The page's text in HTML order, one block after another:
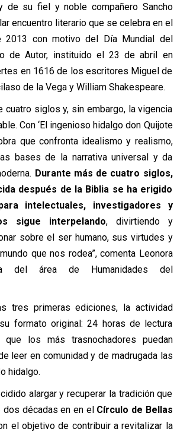
de su fiel y noble compañero Sancho
encuentro literario que se celebra en el
2013 con motivo del Día Mundial del
de Autor, instituido el 23 de abril en
en 1616 de los escritores Miguel de
de la Vega y William Shakespeare.
cuatro siglos y, sin embargo, la vigencia
Con ‘El ingenioso hidalgo don Quijote
que confronta idealismo y realismo,
bases de la narrativa universal y da
Durante más de cuatro siglos,
después de la Biblia se ha erigido
intelectuales, investigadores y
sigue interpelando, divirtiendo y
sobre el ser humano, sus virtudes y
que nos rodea”, comenta Leonora
del área de Humanidades del
tres primeras ediciones, la actividad
formato original: 24 horas de lectura
que los más trasnochadores puedan
leer en comunidad y de madrugada las
hidalgo.
alargar y recuperar la tradición que
dos décadas en en el Círculo de Bellas
el objetivo de contribuir a revitalizar la